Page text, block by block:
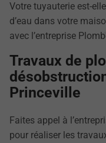
Votre tuyauterie est-
d’eau dans votre
avec l’entreprise
Travaux de
Princeville
Faites appel à
pour réaliser les